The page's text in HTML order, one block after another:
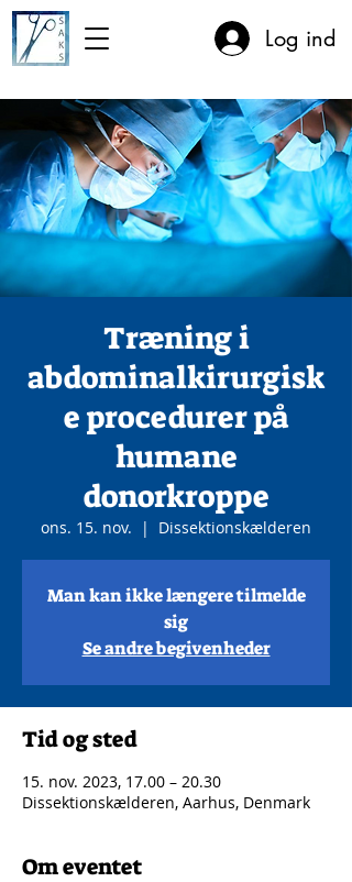
Log ind
Træning i
abdominalkirurgisk
e procedurer på
humane
donorkroppe
ons. 15. nov.
  |
Dissektionskælderen
Man kan ikke længere tilmelde
sig
Se andre begivenheder
Tid og sted
15. nov. 2023, 17.00 – 20.30
Dissektionskælderen, Aarhus, Denmark
Om eventet